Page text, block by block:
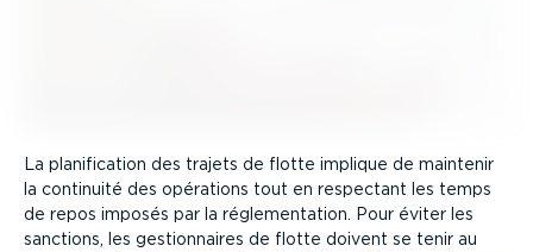
La plani­fi­cation des trajets de flotte implique de maintenir
la continuité des opérations tout en respectant les temps
de repos imposés par la régle­men­tation. Pour éviter les
sanctions, les gestion­naires de flotte doivent se tenir au